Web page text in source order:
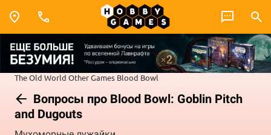
The Old World Other Games Blood Bowl
Вопросы про Blood Bowl: Goblin Pitch
and Dugouts